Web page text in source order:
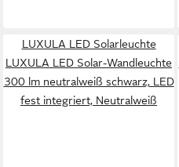
LUXULA LED Solarleuchte
LUXULA LED Solar-Wandleuchte
300 lm neutralweiß schwarz, LED
fest integriert, Neutralweiß